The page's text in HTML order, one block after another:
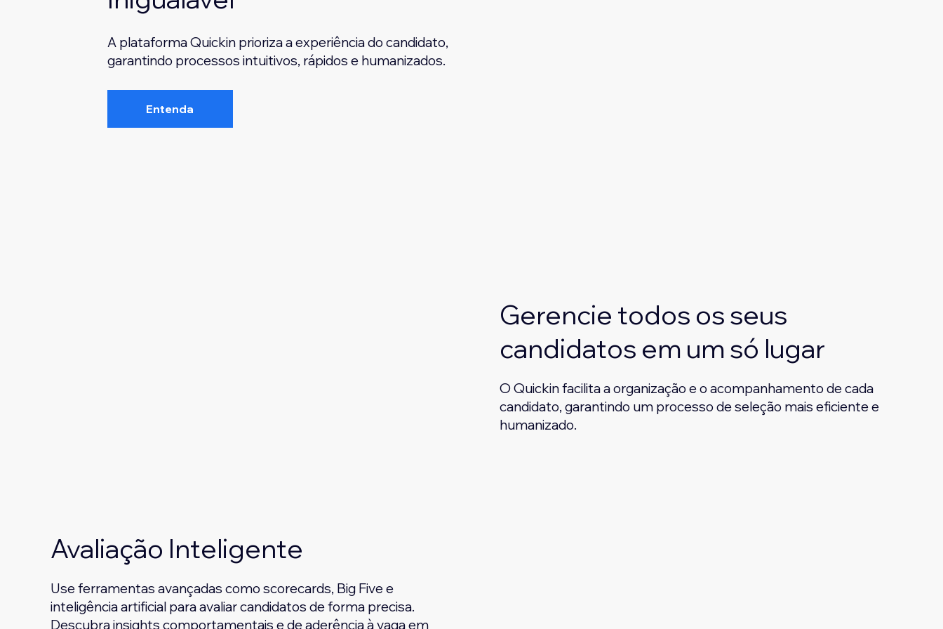
Avaliação Inteligente
Use ferramentas avançadas como scorecards, Big Five e
inteligência artificial para avaliar candidatos de forma precisa.
Descubra insights comportamentais e de aderência à vaga em
A plataforma Quickin prioriza a experiência do candidato,
garantindo processos intuitivos, rápidos e humanizados.
Entenda
Gerencie todos os seus
candidatos em um só lugar
O Quickin facilita a organização e o acompanhamento de cada
candidato, garantindo um processo de seleção mais eficiente e
humanizado.